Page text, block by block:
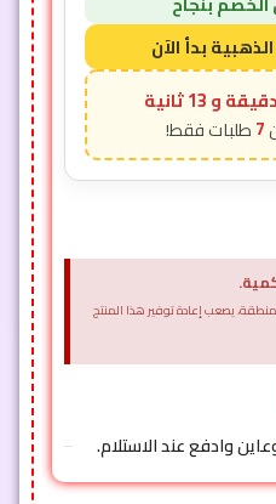
7
يصعب إعادة توفير هذا المنتج
وادفع عند الاستلام.